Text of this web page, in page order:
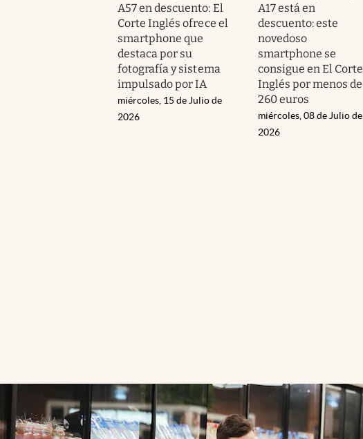
A57 en descuento: El
Corte Inglés ofrece el
smartphone que
destaca por su
fotografía y sistema
impulsado por IA
miércoles, 15 de Julio de
2026
A17 está en
descuento: este
novedoso
smartphone se
consigue en El Corte
Inglés por menos de
260 euros
miércoles, 08 de Julio de
2026